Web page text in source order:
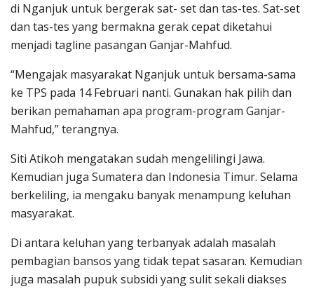
di Nganjuk untuk bergerak sat- set dan tas-tes. Sat-set
dan tas-tes yang bermakna gerak cepat diketahui
menjadi tagline pasangan Ganjar-Mahfud.
“Mengajak masyarakat Nganjuk untuk bersama-sama
ke TPS pada 14 Februari nanti. Gunakan hak pilih dan
berikan pemahaman apa program-program Ganjar-
Mahfud,” terangnya.
Siti Atikoh mengatakan sudah mengelilingi Jawa.
Kemudian juga Sumatera dan Indonesia Timur. Selama
berkeliling, ia mengaku banyak menampung keluhan
masyarakat.
Di antara keluhan yang terbanyak adalah masalah
pembagian bansos yang tidak tepat sasaran. Kemudian
juga masalah pupuk subsidi yang sulit sekali diakses